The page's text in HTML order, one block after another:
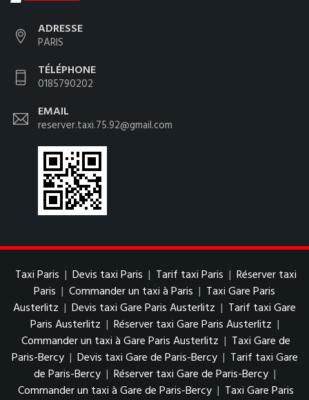
ADRESSE
PARIS
TÉLÉPHONE
0185790202
EMAIL
reserver.taxi.75.92@gmail.com
Taxi Paris | Devis taxi Paris | Tarif taxi Paris | Réserver taxi
Paris | Commander un taxi à Paris | Taxi Gare Paris
Austerlitz | Devis taxi Gare Paris Austerlitz | Tarif taxi Gare
Paris Austerlitz | Réserver taxi Gare Paris Austerlitz |
Commander un taxi à Gare Paris Austerlitz | Taxi Gare de
Paris-Bercy | Devis taxi Gare de Paris-Bercy | Tarif taxi Gare
de Paris-Bercy | Réserver taxi Gare de Paris-Bercy |
Commander un taxi à Gare de Paris-Bercy | Taxi Gare Paris